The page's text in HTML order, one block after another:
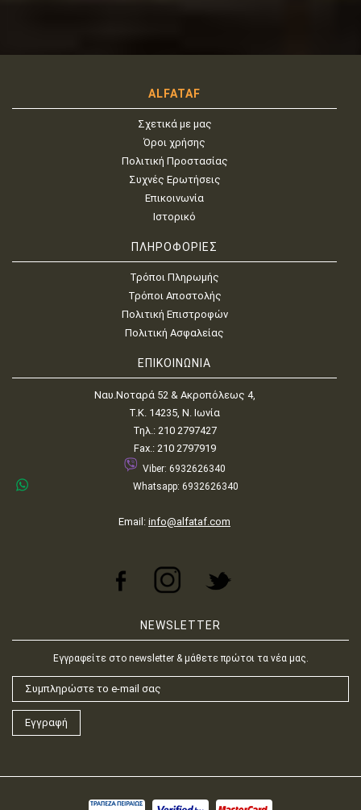
ALFATAF
Σχετικά με μας
Όροι χρήσης
Πολιτική Προστασίας
Συχνές Ερωτήσεις
Επικοινωνία
Ιστορικό
ΠΛΗΡΟΦΟΡΙΕΣ
Τρόποι Πληρωμής
Τρόποι Αποστολής
Πολιτική Επιστροφών
Πολιτική Ασφαλείας
ΕΠΙΚΟΙΝΩΝΙΑ
Ναυ.Νοταρά 52 & Ακροπόλεως 4,
Τ.Κ. 14235, Ν. Ιωνία
Τηλ.: 210 2797427
Fax.: 210 2797919
Viber: 6932626340
Whatsapp: 6932626340
Email: info@alfataf.com
NEWSLETTER
Εγγραφείτε στο newsletter & μάθετε πρώτοι τα νέα μας.